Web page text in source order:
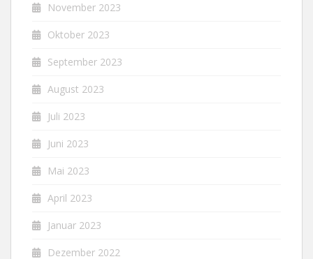
November 2023
Oktober 2023
September 2023
August 2023
Juli 2023
Juni 2023
Mai 2023
April 2023
Januar 2023
Dezember 2022